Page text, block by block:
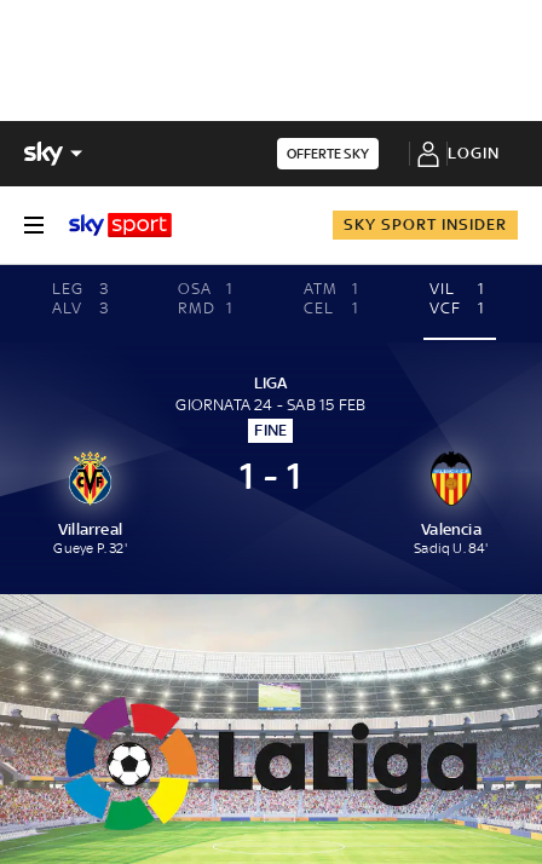
OFFERTE SKY LOGIN
SKY SPORT INSIDER
LEG
3
ALV
3
OSA
1
RMD
1
ATM
1
CEL
1
VIL
1
VCF
1
LIGA
GIORNATA 24 - SAB 15 FEB
FINE
Villarreal
Gueye P. 32'
1 - 1
Valencia
Sadiq U. 84'